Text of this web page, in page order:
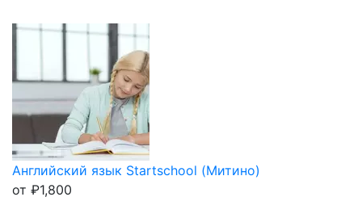
Английский язык Startschool (Митино)
от ₽1,800